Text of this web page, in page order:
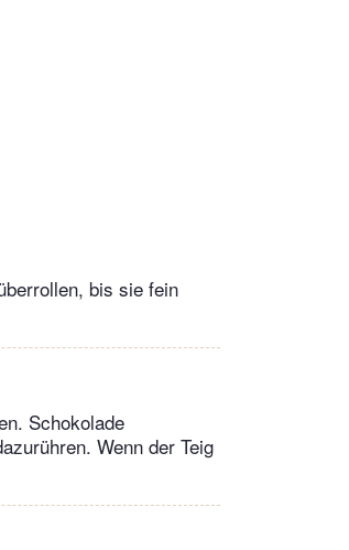
bis sie fein
Schokolade
Wenn der Teig